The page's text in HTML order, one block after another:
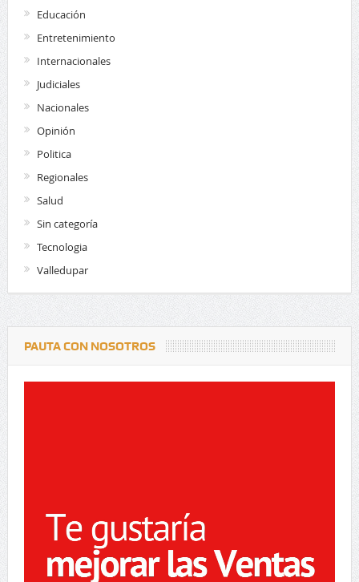
Educación
Entretenimiento
Internacionales
Judiciales
Nacionales
Opinión
Politica
Regionales
Salud
Sin categoría
Tecnologia
Valledupar
PAUTA CON NOSOTROS